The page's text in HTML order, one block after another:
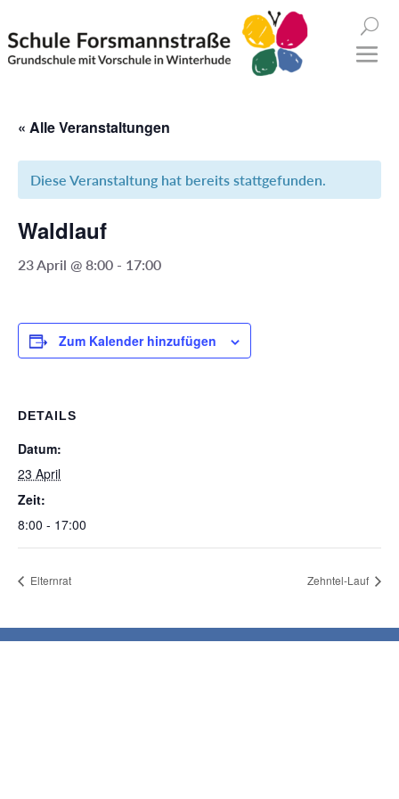
« Alle Veranstaltungen
Diese Veranstaltung hat bereits stattgefunden.
Waldlauf
23 April @ 8:00 - 17:00
Zum Kalender hinzufügen
DETAILS
Datum:
23 April
Zeit:
8:00 - 17:00
Elternrat Zehntel-Lauf